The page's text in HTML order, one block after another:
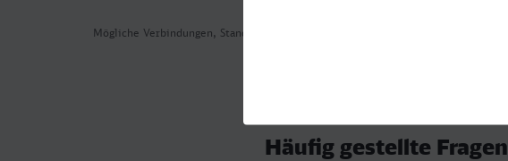
Mögliche Verbindungen, Stand: 2026-08-05 02:09
Häufig gestellte Fragen